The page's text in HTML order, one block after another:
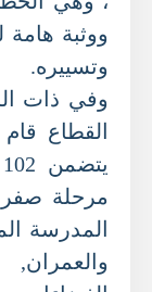
ووثبة
وتسييره.
وفي ذات
القطاع
مرحلة
المدرسة